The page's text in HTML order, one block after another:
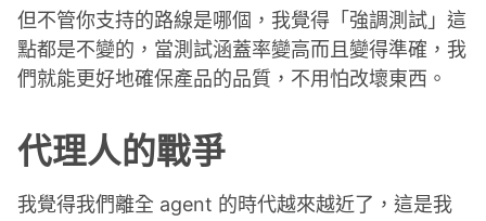
但不管你支持的路線是哪個，我覺得「強調測試」這
點都是不變的，當測試涵蓋率變高而且變得準確，我
們就能更好地確保產品的品質，不用怕改壞東西。
代理人的戰爭
我覺得我們離全 agent 的時代越來越近了，這是我